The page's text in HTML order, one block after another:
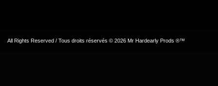
All Rights Reserved / Tous droits réservés © 2026 Mr Hardearly Prods ®™